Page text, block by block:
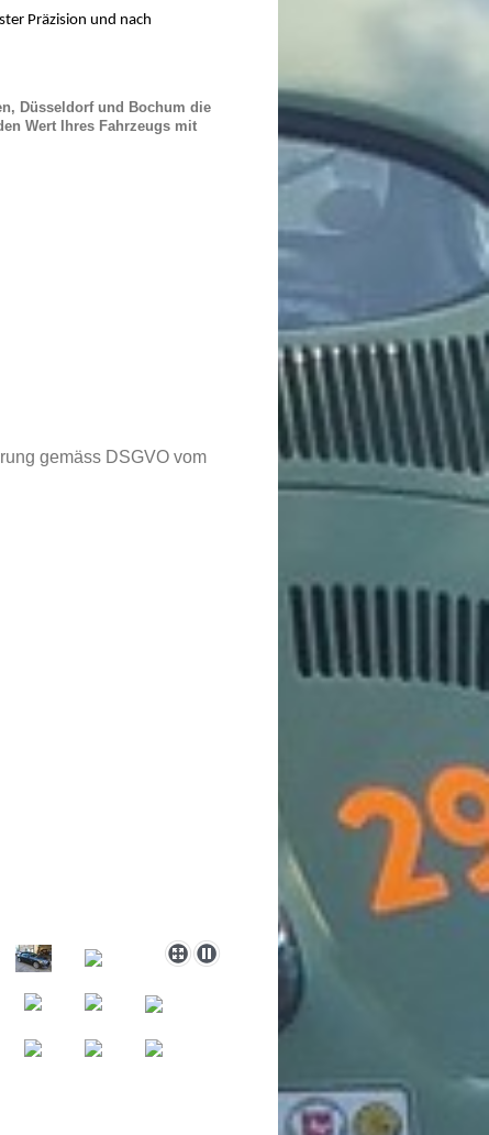
Präzision und nach
Düsseldorf und Bochum die
Wert Ihres Fahrzeugs mit
gemäss DSGVO vom